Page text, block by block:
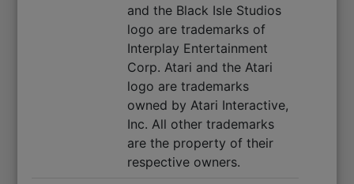
and the Black Isle Studios
logo are trademarks of
Interplay Entertainment
Corp. Atari and the Atari
logo are trademarks
owned by Atari Interactive,
Inc. All other trademarks
are the property of their
respective owners.